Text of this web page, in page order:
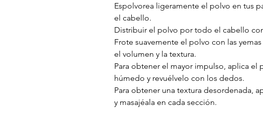
Espolvorea ligeramente el polvo en tus
el cabello.
Distribuir el polvo por todo el cabello
Frote suavemente el polvo con las
el volumen y la textura.
Para obtener el mayor impulso, aplica el
húmedo y revuélvelo con los dedos.
Para obtener una textura desordenada,
y masajéala en cada sección.